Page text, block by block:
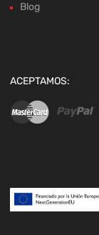
Blog
ACEPTAMOS: